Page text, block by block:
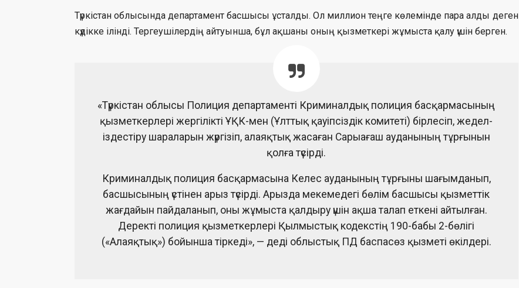
Түркістан облысында департамент басшысы ұсталды. Ол миллион теңге көлемінде пара алды деген
күдікке ілінді. Тергеушілердің айтуынша, бұл ақшаны оның қызметкері жұмыста қалу үшін берген.
«Түркістан облысы Полиция департаменті Криминалдық полиция басқармасының
қызметкерлері жергілікті ҰҚК-мен (Ұлттық қауіпсіздік комитеті) бірлесіп, жедел-
іздестіру шараларын жүргізіп, алаяқтық жасаған Сарыағаш ауданының тұрғынын
қолға түсірді.
Криминалдық полиция басқармасына Келес ауданының тұрғыны шағымданып,
басшысының үстінен арыз түсірді. Арызда мекемедегі бөлім басшысы қызметтік
жағдайын пайдаланып, оны жұмыста қалдыру үшін ақша талап еткені айтылған.
Деректі полиция қызметкерлері Қылмыстық кодекстің 190-бабы 2-бөлігі
(«Алаяқтық») бойынша тіркеді», — деді облыстық ПД баспасөз қызметі өкілдері.